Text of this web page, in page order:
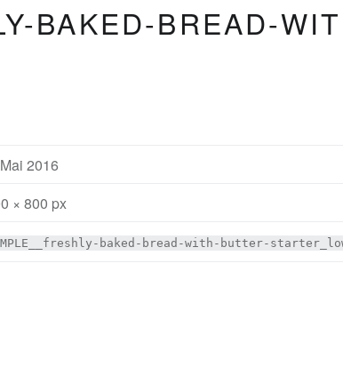
BAKED-BREAD-
2016
× 800 px
baked-bread-with-butter-